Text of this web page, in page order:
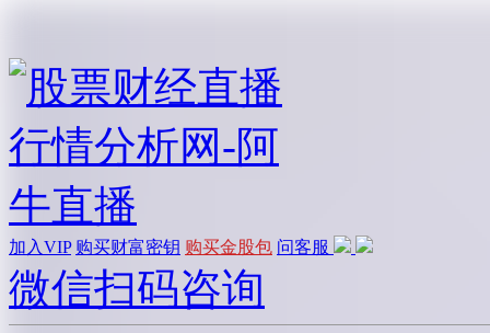
加入VIP 购买财富密钥 购买金股包 问客服
微信扫码咨询